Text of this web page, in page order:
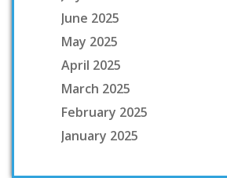
June 2025
May 2025
April 2025
March 2025
February 2025
January 2025